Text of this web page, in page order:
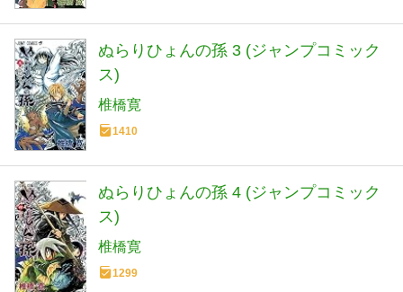
ぬらりひょんの孫 3 (ジャンプコミック
ス)
椎橋寛
1410
ぬらりひょんの孫 4 (ジャンプコミック
ス)
椎橋寛
1299